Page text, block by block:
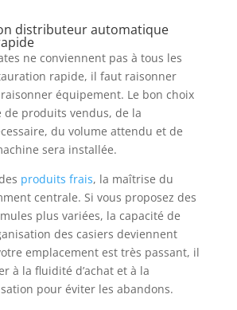
distributeur automatique
ne conviennent pas à tous les
rapide, il faut raisonner
équipement. Le bon choix
produits vendus, de la
du volume attendu et de
sera installée.
produits frais, la maîtrise du
centrale. Si vous proposez des
plus variées, la capacité de
des casiers deviennent
emplacement est très passant, il
à la fluidité d’achat et à la
pour éviter les abandons.